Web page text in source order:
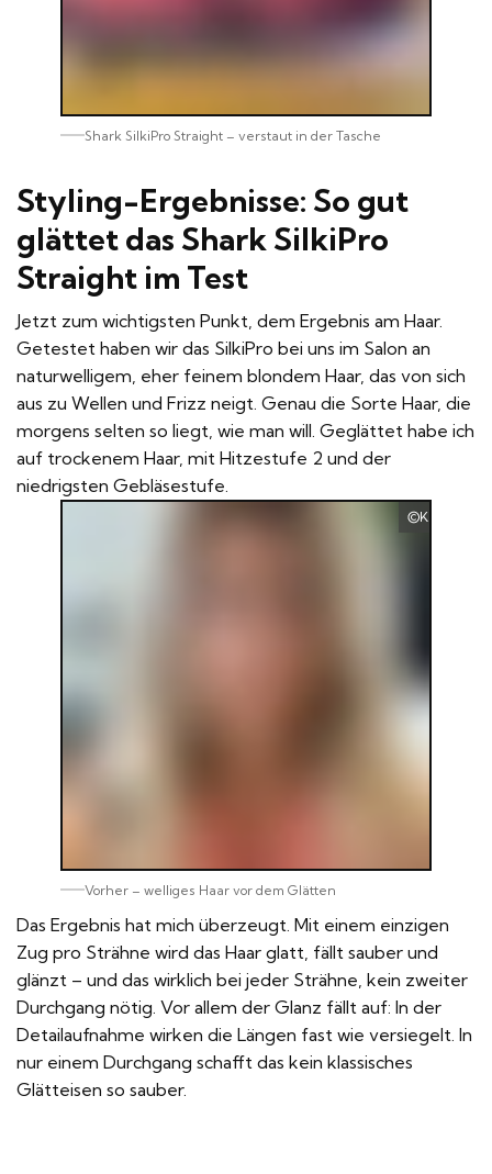
Shark SilkiPro Straight – verstaut in der Tasche
Styling-Ergebnisse: So gut
glättet das Shark SilkiPro
Straight im Test
Jetzt zum wichtigsten Punkt, dem Ergebnis am Haar.
Getestet haben wir das SilkiPro bei uns im Salon an
naturwelligem, eher feinem blondem Haar, das von sich
aus zu Wellen und Frizz neigt. Genau die Sorte Haar, die
morgens selten so liegt, wie man will. Geglättet habe ich
auf trockenem Haar, mit Hitzestufe 2 und der
niedrigsten Gebläsestufe.
Kramer
Vorher – welliges Haar vor dem Glätten
Das Ergebnis hat mich überzeugt. Mit einem einzigen
Zug pro Strähne wird das Haar glatt, fällt sauber und
glänzt – und das wirklich bei jeder Strähne, kein zweiter
Durchgang nötig. Vor allem der Glanz fällt auf: In der
Detailaufnahme wirken die Längen fast wie versiegelt. In
nur einem Durchgang schafft das kein klassisches
Glätteisen so sauber.